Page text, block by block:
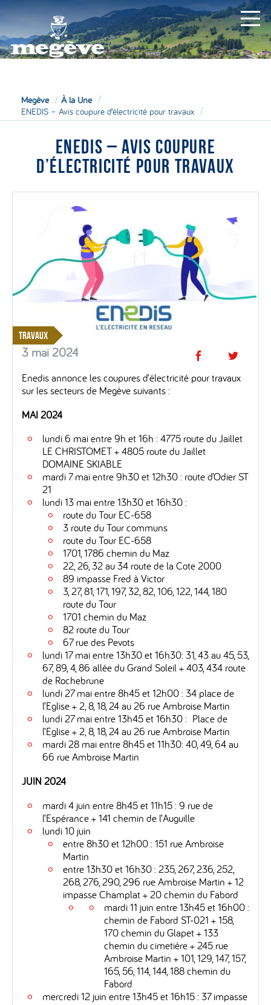
Megève
À la Une
ENEDIS – Avis coupure d’électricité pour travaux
ENEDIS – AVIS COUPURE
D’ÉLECTRICITÉ POUR TRAVAUX
TRAVAUX
3 mai 2024
Enedis annonce les coupures d’électricité pour travaux
sur les secteurs de Megève suivants :
MAI 2024
lundi 6 mai entre 9h et 16h : 4775 route du Jaillet
LE CHRISTOMET + 4805 route du Jaillet
DOMAINE SKIABLE
mardi 7 mai entre 9h30 et 12h30 : route d’Odier ST
21
lundi 13 mai entre 13h30 et 16h30 :
route du Tour EC-658
3 route du Tour communs
route du Tour EC-658
1701, 1786 chemin du Maz
22, 26, 32 au 34 route de la Cote 2000
89 impasse Fred à Victor
3, 27, 81, 171, 197, 32, 82, 106, 122, 144, 180
route du Tour
1701 chemin du Maz
82 route du Tour
67 rue des Pevots
lundi 17 mai entre 13h30 et 16h30: 31, 43 au 45, 53,
67, 89, 4, 86 allée du Grand Soleil + 403, 434 route
de Rochebrune
lundi 27 mai entre 8h45 et 12h00 : 34 place de
l’Eglise + 2, 8, 18, 24 au 26 rue Ambroise Martin
lundi 27 mai entre 13h45 et 16h30 : Place de
l’Eglise + 2, 8, 18, 24 au 26 rue Ambroise Martin
mardi 28 mai entre 8h45 et 11h30: 40, 49, 64 au
66 rue Ambroise Martin
JUIN 2024
mardi 4 juin entre 8h45 et 11h15 : 9 rue de
l’Espérance + 141 chemin de l’Auguille
lundi 10 juin
entre 8h30 et 12h00 : 151 rue Ambroise
Martin
entre 13h30 et 16h30 : 235, 267, 236, 252,
268, 276, 290, 296 rue Ambroise Martin + 12
impasse Champlat + 20 chemin du Fabord
mardi 11 juin entre 13h45 et 16h00 :
chemin de Fabord ST-021 + 158,
170 chemin du Glapet + 133
chemin du cimetière + 245 rue
Ambroise Martin + 101, 129, 147, 157,
165, 56, 114, 144, 188 chemin du
Fabord
mercredi 12 juin entre 13h45 et 16h15 : 37 impasse